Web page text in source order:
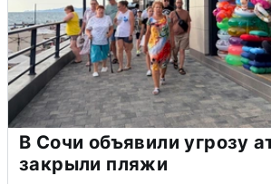
В Сочи объявили угрозу
закрыли пляжи